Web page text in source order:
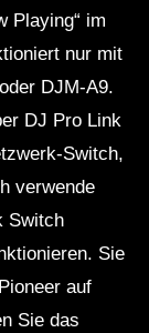
Playing“ im
nur mit
DJM-A9.
DJ Pro Link
Switch,
verwende
Switch
Sie
auf
Sie das